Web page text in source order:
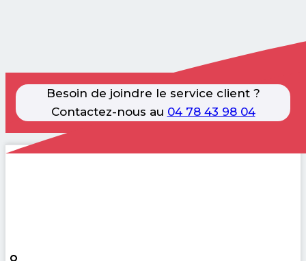
Besoin de joindre le service client ?
Contactez-nous au 04 78 43 98 04
Aller